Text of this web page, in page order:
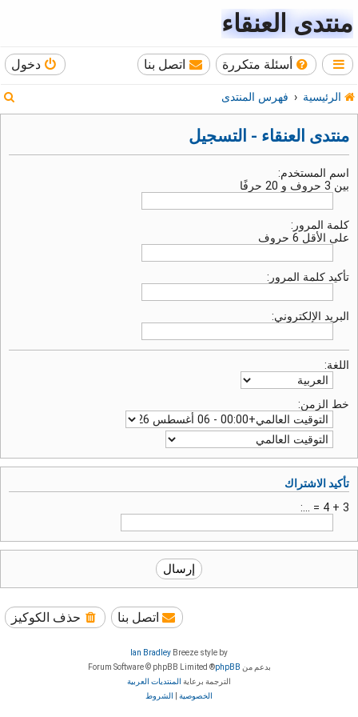
منتدى العنقاء
أسئلة متكررة اتصل بنا دخول
الرئيسية فهرس المنتدى
منتدى العنقاء - التسجيل
اسم المستخدم:
بين 3 حروف و 20 حرفًا
كلمة المرور:
على الأقل 6 حروف
تأكيد كلمة المرور:
البريد الإلكتروني:
اللغة:
خط الزمن:
تأكيد الاشتراك
3 + 4 = ...:
حذف الكوكيز اتصل بنا
Breeze style by
Ian Bradley
بدعم من phpBB
® Forum Software © phpBB Limited
الترجمة برعاية المنتديات العربية
الخصوصية
الشروط